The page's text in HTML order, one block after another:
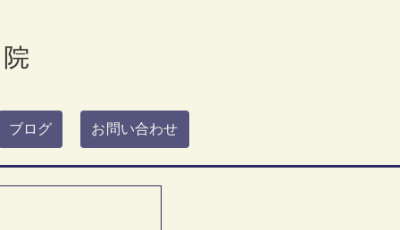
ブログ お問い合わせ